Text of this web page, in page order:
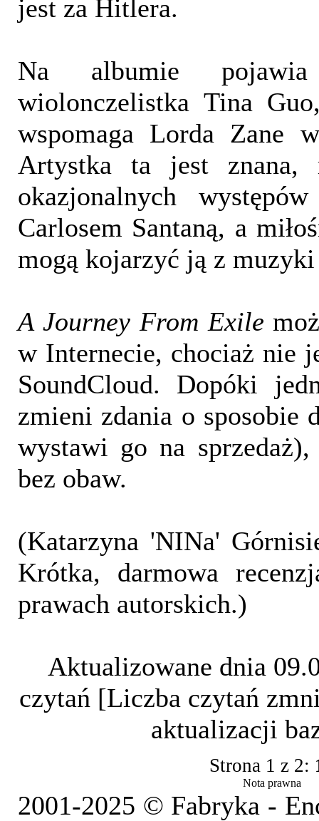
jest za Hitlera.
Na albumie
wiolonczelistka Tina
wspomaga Lorda Zane
Artystka ta jest
okazjonalnych
Carlosem Santaną, a
mogą kojarzyć ją z
A Journey From Exile
w Internecie, chociaż nie
SoundCloud. Dopóki
zmieni zdania o sposobie
wystawi go na
bez obaw.
(Katarzyna 'NINa'
Krótka, darmowa
prawach autorskich.)
Aktualizowane dnia
czytań [Liczba czytań
aktualizacji
Strona 1 z 2:
Nota prawna
2001-2025 © Fabryka -